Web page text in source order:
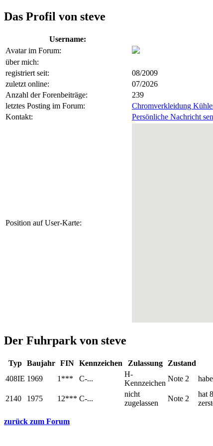
Das Profil von steve
Username:
Avatar im Forum:
über mich:
registriert seit:
08/2009
zuletzt online:
07/2026
Anzahl der Forenbeiträge:
239
letztes Posting im Forum:
Chromverkleidung
Kontakt:
Persönliche Nachricht
Position auf User-Karte:
Der Fuhrpark von steve
Typ Baujahr FIN Kennzeichen Zulassung Zustand
408IE 1969 1*** C-...
H-
Kennzeichen
Note 2
2140 1975 12*** C-...
nicht
zugelassen
Note 2
hat
zurück zum Forum